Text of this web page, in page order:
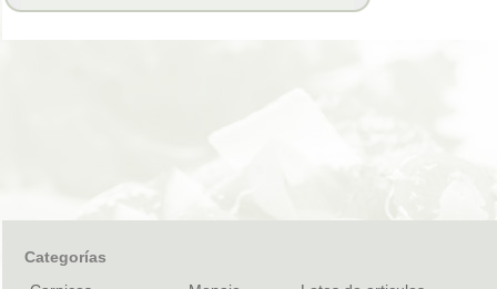
Categorías